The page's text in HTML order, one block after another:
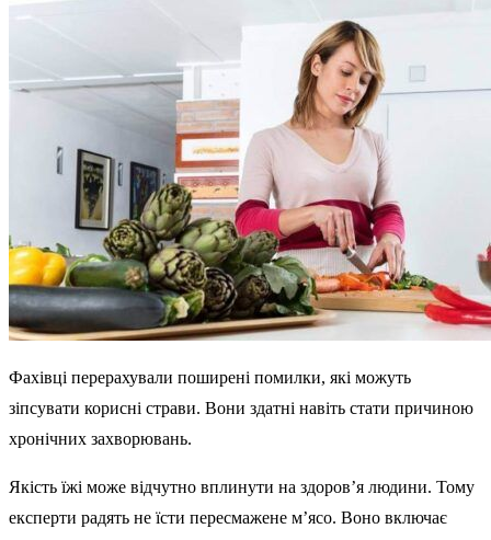
Фахівці перерахували поширені помилки, які можуть
зіпсувати корисні страви. Вони здатні навіть стати причиною
хронічних захворювань.
Якість їжі може відчутно вплинути на здоров’я людини. Тому
експерти радять не їсти пересмажене м’ясо. Воно включає